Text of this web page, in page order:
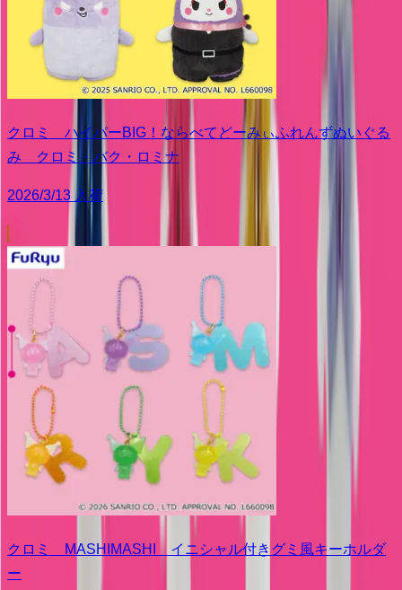
クロミ ハイパーBIG！ならべてどーみぃふれんずぬいぐる
み クロミ・バク・ロミナ
2026/3/13 入荷
クロミ MASHIMASHI イニシャル付きグミ風キーホルダ
ー